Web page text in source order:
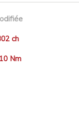
ch
Nm